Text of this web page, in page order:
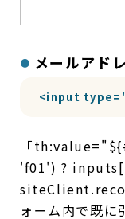
メールアド
<input
「
'f01') ?
ォーム内で既に